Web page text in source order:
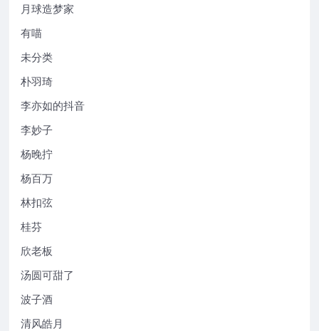
月球造梦家
有喵
未分类
朴羽琦
李亦如的抖音
李妙子
杨晚拧
杨百万
林扣弦
桂芬
欣老板
汤圆可甜了
波子酒
清风皓月